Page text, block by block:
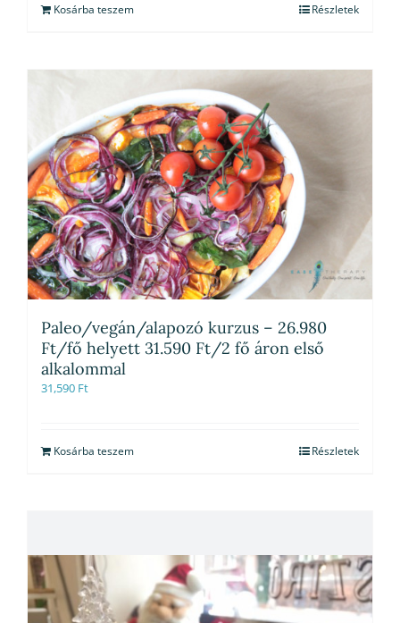
Kosárba teszem Részletek
Paleo/vegán/alapozó kurzus – 26.980
Ft/fő helyett 31.590 Ft/2 fő áron első
alkalommal
31,590 Ft
Kosárba teszem Részletek